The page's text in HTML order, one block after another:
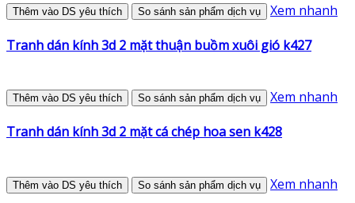
Thêm vào DS yêu thích So sánh sản phẩm dịch vụ Xem nhanh
Tranh dán kính 3d 2 mặt thuận buồm xuôi gió k427
Thêm vào DS yêu thích So sánh sản phẩm dịch vụ Xem nhanh
Tranh dán kính 3d 2 mặt cá chép hoa sen k428
Thêm vào DS yêu thích So sánh sản phẩm dịch vụ Xem nhanh